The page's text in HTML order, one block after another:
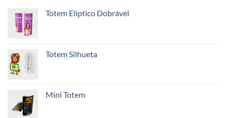
Totem Elíptico Dobrável
Totem Silhueta
Mini Totem